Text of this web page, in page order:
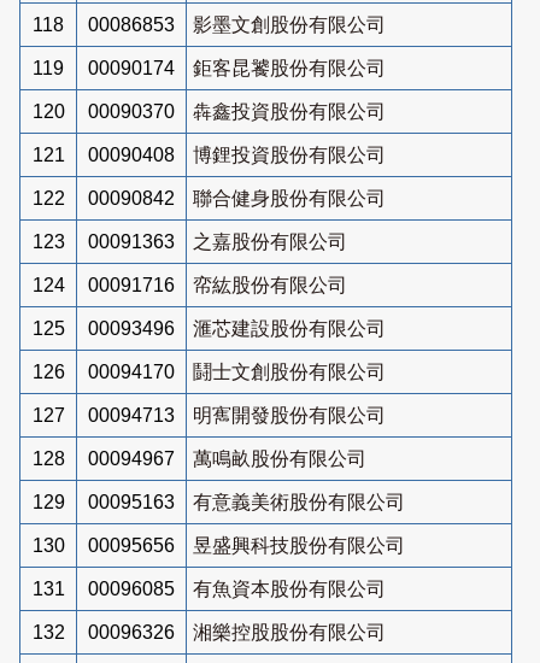
118 00086853 影墨文創股份有限公司
119 00090174 鉅客昆饕股份有限公司
120 00090370 犇鑫投資股份有限公司
121 00090408 博鋰投資股份有限公司
122 00090842 聯合健身股份有限公司
123 00091363 之嘉股份有限公司
124 00091716 帟紘股份有限公司
125 00093496 滙芯建設股份有限公司
126 00094170 鬪士文創股份有限公司
127 00094713 明寯開發股份有限公司
128 00094967 萬鳴畝股份有限公司
129 00095163 有意義美術股份有限公司
130 00095656 昱盛興科技股份有限公司
131 00096085 有魚資本股份有限公司
132 00096326 湘樂控股股份有限公司